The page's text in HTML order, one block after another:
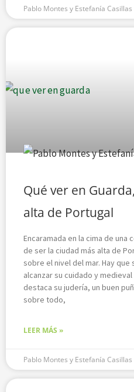
Pablo Montes y Estefanía Casillas
Qué ver en
alta de Portugal
Encaramada en la cima de una
de ser la ciudad más alta de
sobre el nivel del mar. Hay que
alcanzar su cuidado y
destaca su judería, un buen
sobre todo,
LEER MÁS »
Pablo Montes y Estefanía Casillas